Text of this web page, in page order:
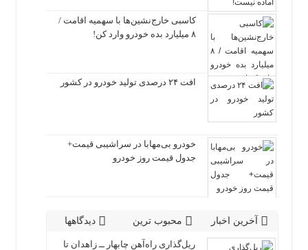
کاسبی خارج‌نشین‌ها با سهمیه اقامت /
۸ میلیارد بده خودرو وارد کن!
افت ۲۴ درصدی تولید خودرو در کشور
خودرو بی‌مهابا در سراشیبی قیمت+
جدول قیمت روز خودرو
آخرین اخبار محبوب ترین دیدگاهها
ریل‌گذاری راه‌آهن چابهار ــ زاهدان تا